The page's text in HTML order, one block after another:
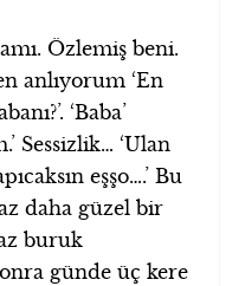
Özlemiş beni.
anlıyorum ‘En
‘Baba’
Sessizlik… ‘Ulan
eşşo….’ Bu
daha güzel bir
buruk
günde üç kere